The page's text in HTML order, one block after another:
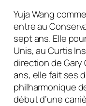
Yuja Wang
entre au
sept ans. Elle
Unis, au Curtis
direction de Gary
ans, elle fait ses
philharmonique
début d’une